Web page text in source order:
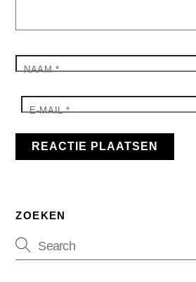
NAAM*
E-MAIL*
ZOEKEN